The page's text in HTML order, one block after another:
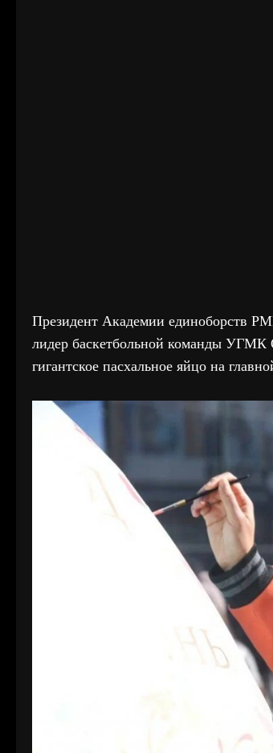
Президент Академии единоборств
лидер баскетбольной команды
гигантское пасхальное яйцо на